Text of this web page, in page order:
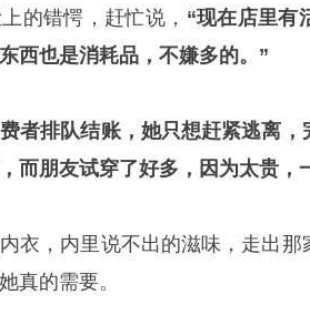
的错愕，赶忙说， “现在店里有
西也是消耗品，不嫌多的。 ”
者排队结账，她只想赶紧逃离
而朋友试穿了好多，因为太贵，
衣，内里说不出的滋味，走出
真的需要。